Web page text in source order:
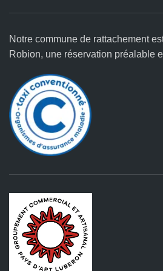
Notre commune de rattachement
Robion, une réservation préalable